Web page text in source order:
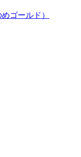
ゴールド）